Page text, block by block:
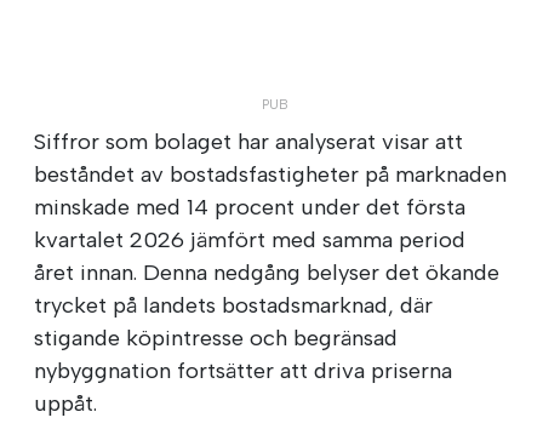
Siffror som bolaget har analyserat visar att
beståndet av bostadsfastigheter på marknaden
minskade med 14 procent under det första
kvartalet 2026 jämfört med samma period
året innan. Denna nedgång belyser det ökande
trycket på landets bostadsmarknad, där
stigande köpintresse och begränsad
nybyggnation fortsätter att driva priserna
uppåt.